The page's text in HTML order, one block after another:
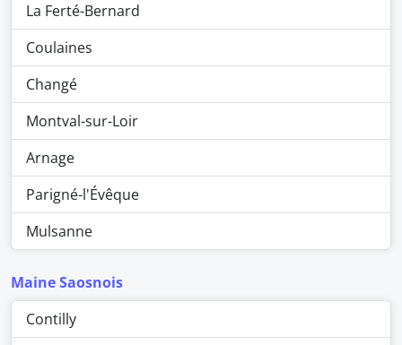
La Ferté-Bernard
Coulaines
Changé
Montval-sur-Loir
Arnage
Parigné-l'Évêque
Mulsanne
Maine Saosnois
Contilly